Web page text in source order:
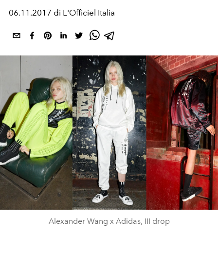
06.11.2017 di L'Officiel Italia
Alexander Wang x Adidas, III drop